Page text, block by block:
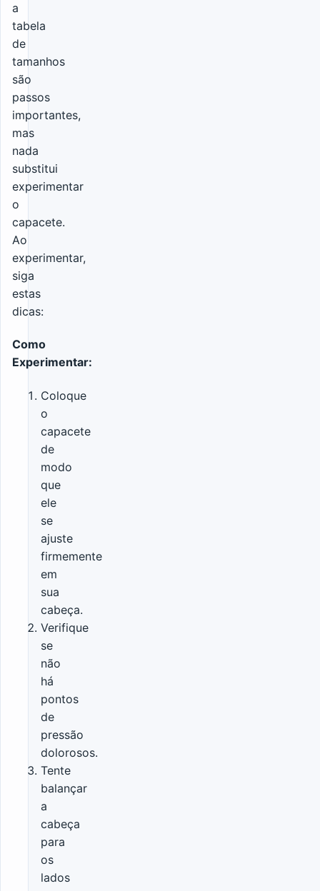
a
tabela
de
tamanhos
são
passos
importantes,
mas
nada
substitui
experimentar
o
capacete.
Ao
experimentar,
siga
estas
dicas:
Como
Experimentar:
Coloque
o
capacete
de
modo
que
ele
se
ajuste
firmemente
em
sua
cabeça.
Verifique
se
não
há
pontos
de
pressão
dolorosos.
Tente
balançar
a
cabeça
para
os
lados